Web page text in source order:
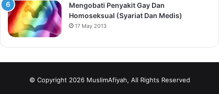
Mengobati Penyakit Gay Dan
Homoseksual (Syariat Dan Medis)
17 May 2013
© Copyright 2026 MuslimAfiyah, All Rights Reserved